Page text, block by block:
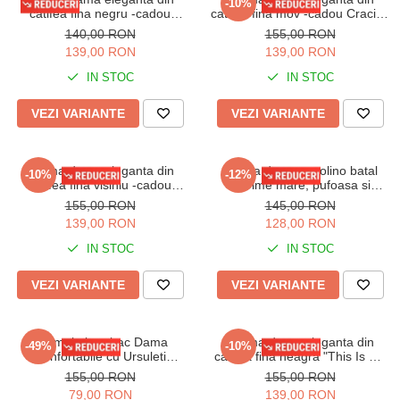
catifea fina negru -cadou
Craciun 3168
140,00 RON
139,00 RON
IN STOC
VEZI VARIANTE
-10%
catifea fina mov -cadou Craciun
3169
155,00 RON
139,00 RON
IN STOC
VEZI VARIANTE
-10%
Pijama dama eleganta din
catifea fina visiniu -cadou
Craciun 3142
155,00 RON
139,00 RON
IN STOC
VEZI VARIANTE
-12%
Pijama dama cocolino batal
marime mare, pufoasa si
calduroasa, 14215
145,00 RON
128,00 RON
IN STOC
VEZI VARIANTE
-49%
Pijamale bumbac Dama
Confortabile cu Ursuleti
maro/albastru
155,00 RON
79,00 RON
-10%
Pijama dama eleganta din
catifea fina neagra "This Is My
Year" 3148
155,00 RON
139,00 RON